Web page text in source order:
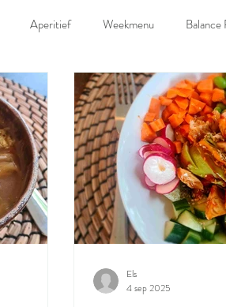
Aperitief Weekmenu Balance
Bijgerecht Snack
hoofdgerechten
Els
4 sep 2025